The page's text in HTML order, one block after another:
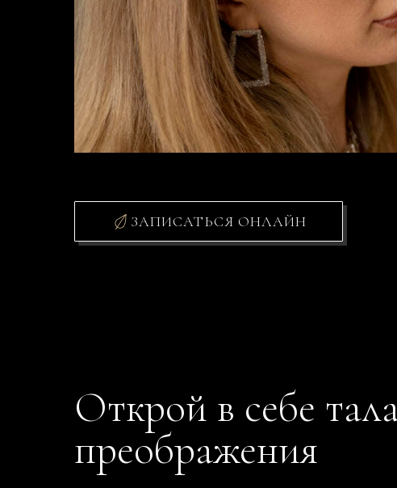
ЗАПИСАТЬСЯ ОНЛАЙН
Открой в себе
преображения